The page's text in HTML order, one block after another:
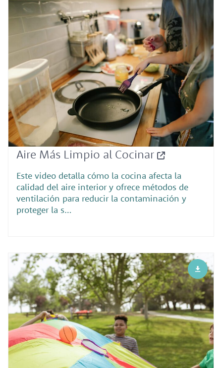
Aire Más Limpio al Cocinar
Este video detalla cómo la cocina afecta la
calidad del aire interior y ofrece métodos de
ventilación para reducir la contaminación y
proteger la s…